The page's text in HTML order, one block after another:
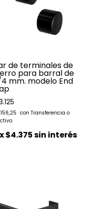
de terminales de
para barral de
mm. modelo End
x$4.375sin interés